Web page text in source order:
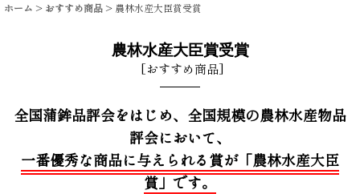
ホーム > おすすめ商品 > 農林水産大臣賞受賞
農林水産大臣賞受賞
[おすすめ商品]
全国蒲鉾品評会をはじめ、全国規模の農林水産物品
評会において、
一番優秀な商品に与えられる賞が「農林水産大臣
賞」です。